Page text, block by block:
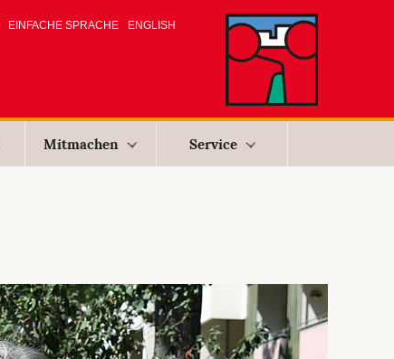
EINFACHE SPRACHE ENGLISH
Mitmachen Service